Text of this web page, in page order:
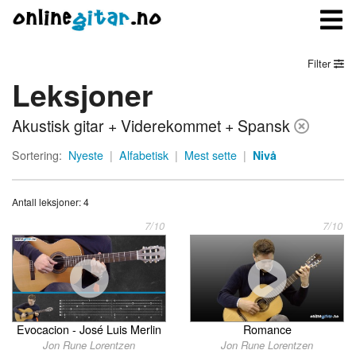
Meny
Logg inn
Kontakt oss
Om onlinegitar.no
Filter
Leksjoner
Akustisk gitar + Viderekommet + Spansk
Sortering: Nyeste | Alfabetisk | Mest sette | Nivå
Antall leksjoner: 4
7/10
Evocacion - José Luis Merlin
Jon Rune Lorentzen
7/10
Romance
Jon Rune Lorentzen